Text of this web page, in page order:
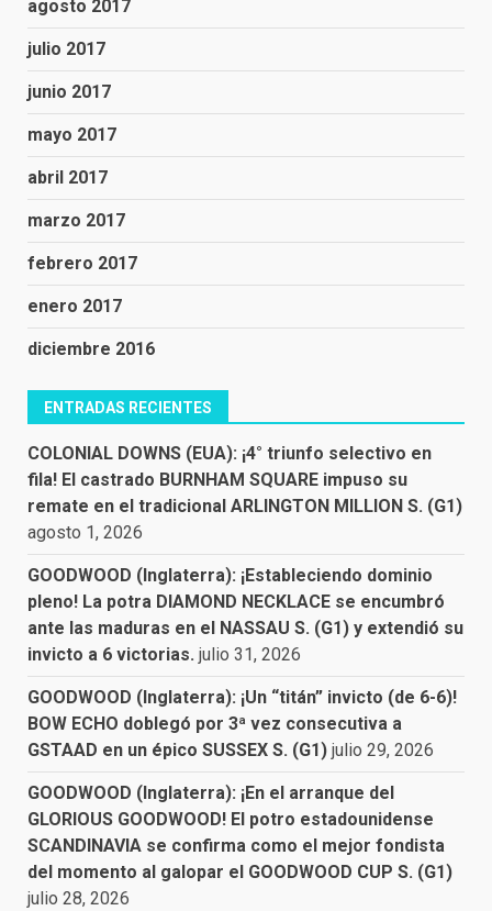
agosto 2017
julio 2017
junio 2017
mayo 2017
abril 2017
marzo 2017
febrero 2017
enero 2017
diciembre 2016
ENTRADAS RECIENTES
COLONIAL DOWNS (EUA): ¡4° triunfo selectivo en
fila! El castrado BURNHAM SQUARE impuso su
remate en el tradicional ARLINGTON MILLION S. (G1)
agosto 1, 2026
GOODWOOD (Inglaterra): ¡Estableciendo dominio
pleno! La potra DIAMOND NECKLACE se encumbró
ante las maduras en el NASSAU S. (G1) y extendió su
invicto a 6 victorias. julio 31, 2026
GOODWOOD (Inglaterra): ¡Un “titán” invicto (de 6-6)!
BOW ECHO doblegó por 3ª vez consecutiva a
GSTAAD en un épico SUSSEX S. (G1) julio 29, 2026
GOODWOOD (Inglaterra): ¡En el arranque del
GLORIOUS GOODWOOD! El potro estadounidense
SCANDINAVIA se confirma como el mejor fondista
del momento al galopar el GOODWOOD CUP S. (G1)
julio 28, 2026